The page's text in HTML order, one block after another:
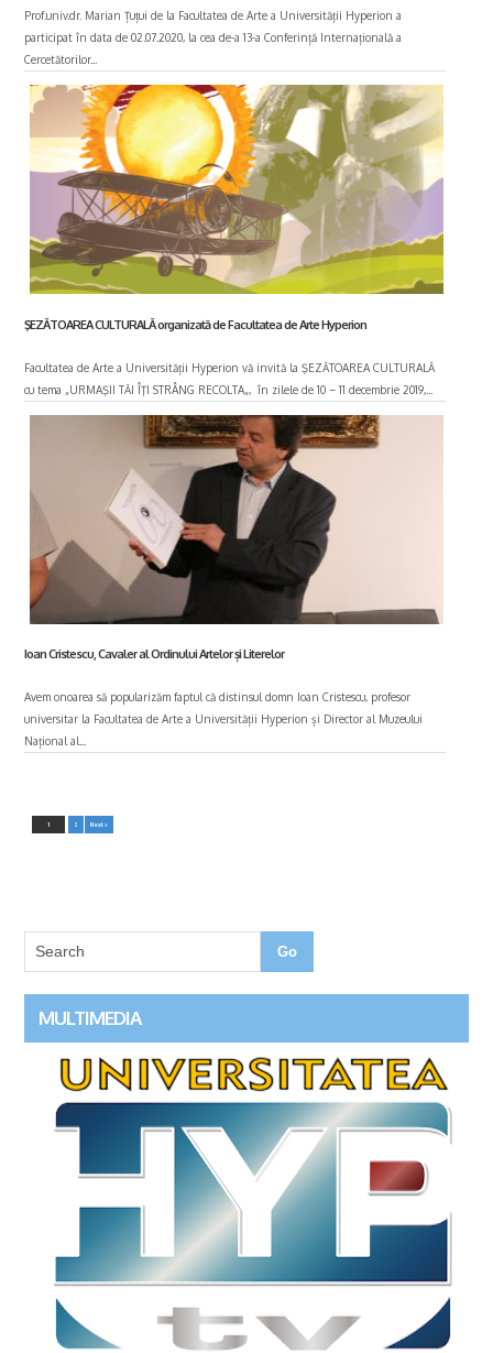
Prof.univ.dr. Marian Țuțui de la Facultatea de Arte a Universității Hyperion a
participat în data de 02.07.2020, la cea de-a 13-a Conferință Internațională a
Cercetătorilor...
ŞEZĂTOAREA CULTURALĂ organizată de Facultatea de Arte Hyperion
Facultatea de Arte a Universității Hyperion vă invită la ŞEZĂTOAREA CULTURALĂ
cu tema „URMAŞII TĂI ÎŢI STRÂNG RECOLTA„, în zilele de 10 – 11 decembrie 2019,...
Ioan Cristescu, Cavaler al Ordinului Artelor și Literelor
Avem onoarea să popularizăm faptul că distinsul domn Ioan Cristescu, profesor
universitar la Facultatea de Arte a Universității Hyperion și Director al Muzeului
Național al...
1 2 Next »
MULTIMEDIA